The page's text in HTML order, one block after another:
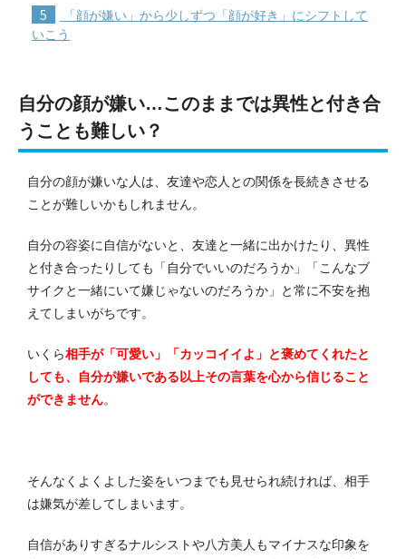
5
「顔が嫌い」から少しずつ「顔が好き」にシフトして
いこう
自分の顔が嫌い…このままでは異性と付き合
うことも難しい？
自分の顔が嫌いな人は、友達や恋人との関係を長続きさせる
ことが難しいかもしれません。
自分の容姿に自信がないと、友達と一緒に出かけたり、異性
と付き合ったりしても「自分でいいのだろうか」「こんなブ
サイクと一緒にいて嫌じゃないのだろうか」と常に不安を抱
えてしまいがちです。
いくら相手が「可愛い」「カッコイイよ」と褒めてくれたと
しても、自分が嫌いである以上その言葉を心から信じること
ができません。
そんなくよくよした姿をいつまでも見せられ続ければ、相手
は嫌気が差してしまいます。
自信がありすぎるナルシストや八方美人もマイナスな印象を